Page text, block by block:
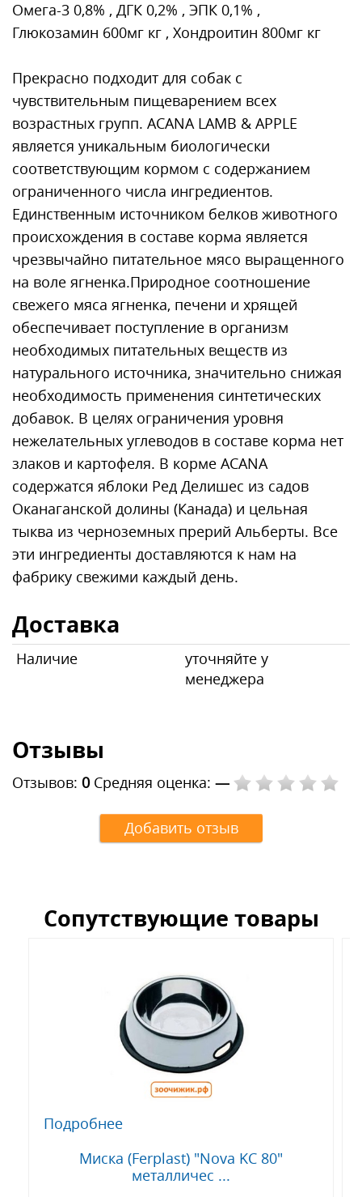
Омега-3 0,8% , ДГК 0,2% , ЭПК 0,1% ,
Глюкозамин 600мг кг , Хондроитин 800мг кг
Прекрасно подходит для собак с
чувствительным пищеварением всех
возрастных групп. ACANA LAMB & APPLE
является уникальным биологически
соответствующим кормом с содержанием
ограниченного числа ингредиентов.
Единственным источником белков животного
происхождения в составе корма является
чрезвычайно питательное мясо выращенного
на воле ягненка.Природное соотношение
свежего мяса ягненка, печени и хрящей
обеспечивает поступление в организм
необходимых питательных веществ из
натурального источника, значительно снижая
необходимость применения синтетических
добавок. В целях ограничения уровня
нежелательных углеводов в составе корма нет
злаков и картофеля. В корме ACANA
содержатся яблоки Ред Делишес из садов
Оканаганской долины (Канада) и цельная
тыква из черноземных прерий Альберты. Все
эти ингредиенты доставляются к нам на
фабрику свежими каждый день.
Доставка
Наличие
уточняйте у
менеджера
Отзывы
Отзывов: 0 Средняя оценка: —
Добавить отзыв
Сопутствующие товары
Подробнее
Миска (Ferplast) "Nova KC 80"
металличес ...